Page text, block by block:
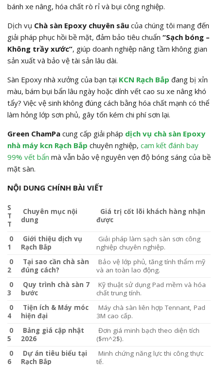
bánh xe nâng, hóa chất rò rỉ và bụi công nghiệp.
Dịch vụ Chà sàn Epoxy chuyên sâu của chúng tôi mang đến
giải pháp phục hồi bề mặt, đảm bảo tiêu chuẩn “Sạch bóng –
Không trầy xước”, giúp doanh nghiệp nâng tầm không gian
sản xuất và bảo vệ tài sản lâu dài.
Sàn Epoxy nhà xưởng của bạn tại KCN Rạch Bắp đang bị xỉn
màu, bám bụi bẩn lâu ngày hoặc dính vết cao su xe nâng khó
tẩy? Việc vệ sinh không đúng cách bằng hóa chất mạnh có thể
làm hỏng lớp sơn phủ, gây tốn kém chi phí sơn lại.
Green ChamPa cung cấp giải pháp dịch vụ chà sàn Epoxy
nhà máy kcn Rạch Bắp chuyên nghiệp, cam kết đánh bay
99% vết bẩn mà vẫn bảo vệ nguyên vẹn độ bóng sáng của bề
mặt sàn.
NỘI DUNG CHÍNH BÀI VIẾT
S
T
T
Chuyên mục nội
dung
Giá trị cốt lõi khách hàng nhận
được
0
1
Giới thiệu dịch vụ
Rạch Bắp
Giải pháp làm sạch sàn sơn công
nghiệp chuyên nghiệp.
0
2
Tại sao cần chà sàn
đúng cách?
Bảo vệ lớp phủ, tăng tính thẩm mỹ
và an toàn lao động.
0
3
Quy trình chà sàn 7
bước
Kỹ thuật sử dụng Pad mềm và hóa
chất trung tính.
0
4
Tiện ích & Máy móc
hiện đại
Máy chà sàn liên hợp Tennant, Pad
3M cao cấp.
0
5
Bảng giá cập nhật
2026
Đơn giá minh bạch theo diện tích
($m^2$).
0
6
Dự án tiêu biểu tại
Rạch Bắp
Minh chứng năng lực thi công thực
tế.